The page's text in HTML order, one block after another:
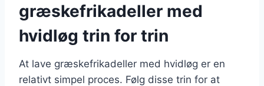
græskefrikadeller med
hvidløg trin for trin
At lave græskefrikadeller med hvidløg er en
relativt simpel proces. Følg disse trin for at